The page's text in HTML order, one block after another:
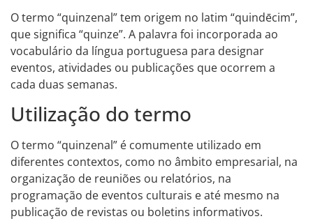
O termo “quinzenal” tem origem no latim “quindēcim”,
que significa “quinze”. A palavra foi incorporada ao
vocabulário da língua portuguesa para designar
eventos, atividades ou publicações que ocorrem a
cada duas semanas.
Utilização do termo
O termo “quinzenal” é comumente utilizado em
diferentes contextos, como no âmbito empresarial, na
organização de reuniões ou relatórios, na
programação de eventos culturais e até mesmo na
publicação de revistas ou boletins informativos.